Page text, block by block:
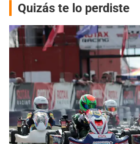
Quizás te lo perdiste